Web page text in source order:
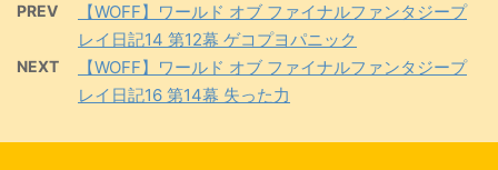
PREV
【WOFF】ワールド オブ ファイナルファンタジープ
レイ日記14 第12幕 ゲコプヨパニック
NEXT
【WOFF】ワールド オブ ファイナルファンタジープ
レイ日記16 第14幕 失った力